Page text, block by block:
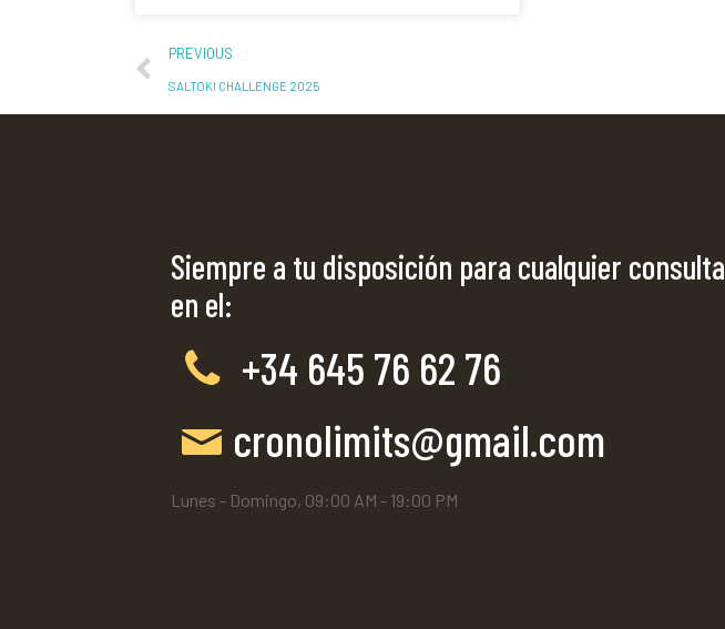
PREVIOUS
SALTOKI CHALLENGE 2025
Siempre a tu disposición para cualquier consulta
en el:
+34 645 76 62 76
cronolimits@gmail.com
Lunes - Domingo, 09:00 AM - 19:00 PM